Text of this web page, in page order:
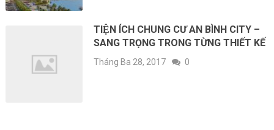
TIỆN ÍCH CHUNG CƯ AN BÌNH CITY –
SANG TRỌNG TRONG TỪNG THIẾT KẾ
Tháng Ba 28, 2017 0